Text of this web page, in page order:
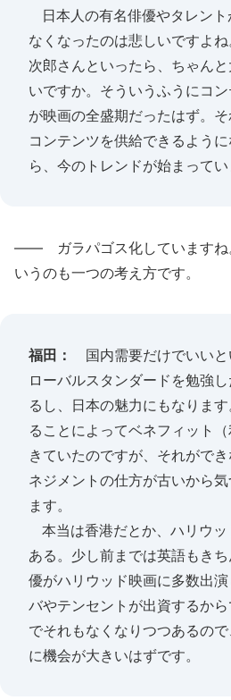
日本人の有名俳優やタレント
なくなったのは悲しいですよ
次郎さんといったら、ちゃん
いですか。そういうふうにコ
が映画の全盛期だったはず。
コンテンツを供給できるよう
ら、今のトレンドが始まってい
―― ガラパゴス化していますね
いうのも一つの考え方です。
福田：
国内需要だけでいい
ローバルスタンダードを勉強
るし、日本の魅力にもなりま
ることによってベネフィット
きていたのですが、それがで
ネジメントの仕方が古いから
ます。
本当は香港だとか、ハリウ
ある。少し前までは英語もき
優がハリウッド映画に多数出
バやテンセントが出資するか
でそれもなくなりつつあるの
に機会が大きいはずです。